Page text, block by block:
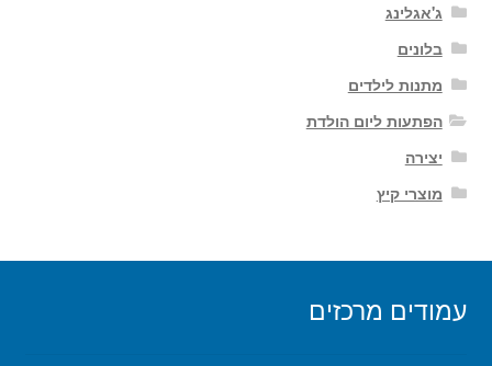
ג'אגלינג
בלונים
מתנות לילדים
הפתעות ליום הולדת
יצירה
מוצרי קיץ
עמודים מרכזים